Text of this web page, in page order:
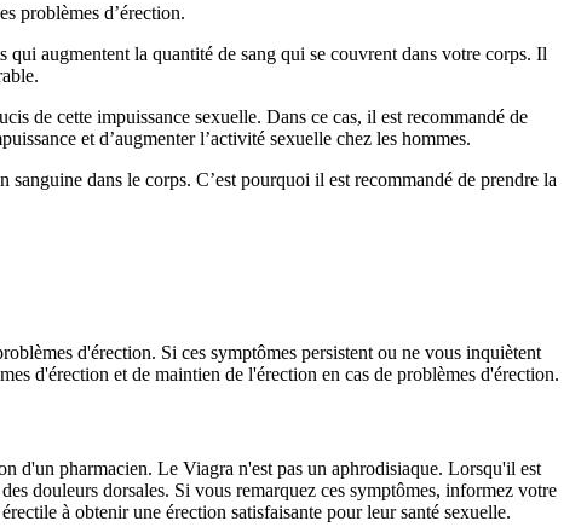
problèmes d’érection.
augmentent la quantité de sang qui se couvrent dans votre corps. Il
de cette impuissance sexuelle. Dans ce cas, il est recommandé de
et d’augmenter l’activité sexuelle chez les hommes.
dans le corps. C’est pourquoi il est recommandé de prendre la
d'érection. Si ces symptômes persistent ou ne vous inquiètent
d'érection et de maintien de l'érection en cas de problèmes d'érection.
d'un pharmacien. Le Viagra n'est pas un aphrodisiaque. Lorsqu'il est
douleurs dorsales. Si vous remarquez ces symptômes, informez votre
à obtenir une érection satisfaisante pour leur santé sexuelle.